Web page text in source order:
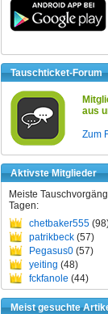
Tauschticket-Forum
aus
Zum
Aktivste Mitglieder
Meiste
Tagen:
chetbaker555
patrikbeck (57)
Pegasus0 (57)
yeiting (48)
fckfanole (44)
Meist gesuchte